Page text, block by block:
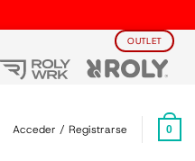
OUTLET
Acceder / Registrarse 0